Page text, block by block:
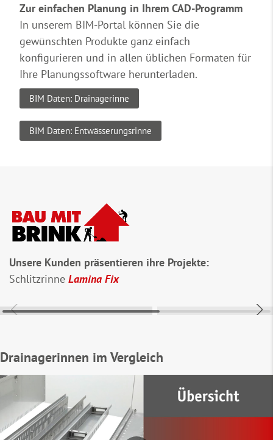
Zur einfachen Planung in Ihrem CAD-Programm
In unserem BIM-Portal können Sie die
gewünschten Produkte ganz einfach
konfigurieren und in allen üblichen Formaten für
Ihre Planungssoftware herunterladen.
BIM Daten: Drainagerinne
BIM Daten: Entwässerungsrinne
Unsere Kunden präsentieren ihre Projekte:
Schlitzrinne Lamina Fix
am Ende des
Firmenlogo zu
Mehr infos
Drainagerinnen im Vergleich